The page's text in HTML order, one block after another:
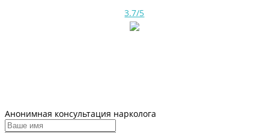
3.7/5
Анонимная консультация нарколога